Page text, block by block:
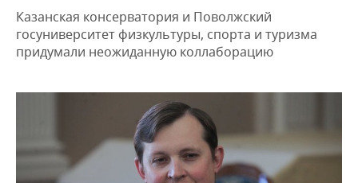
ДЕКЛАРАЦИИ О ДОХОДАХ
КОРОЛИ ГОСЗАКАЗА ПФО
КОМУ ПРИНАДЛЕЖАТ
ТОРГОВЫЕ ЦЕНТРЫ
ТАТАРСТАНА
НОВОСТИ ЭКОНОМИКИ
ФИНАНСЫ
ИНВЕСТИЦИИ
ПРОМЫШЛЕННОСТЬ
НОВОСТИ
ПРОМЫШЛЕННОСТИ
АГРОПРОМ
МАШИНОСТРОЕНИЕ
НЕФТЕХИМИЯ
НЕДВИЖИМОСТЬ
НОВОСТИ БИЗНЕСА
ТЕХНОЛОГИИ
Казанская консерватория и Поволжский
госуниверситет физкультуры, спорта и туризма
придумали неожиданную коллаборацию